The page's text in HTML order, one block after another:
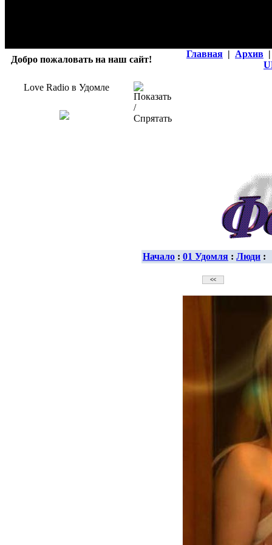
Добро пожаловать на наш сайт!
Главная | Архив |
Love Radio в Удомле
Начало : 01 Удомля : Люди :